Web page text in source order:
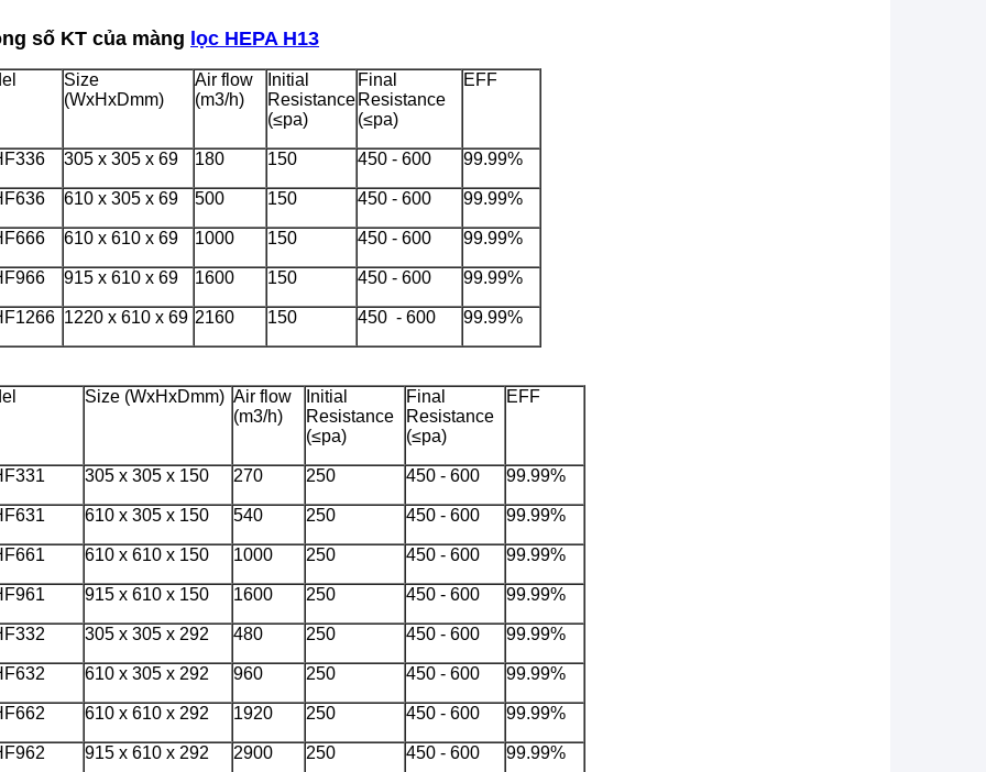
số KT của màng lọc HEPA H13
Size
(WxHxDmm)
Air flow
(m3/h)
Initial
Resistance
(≤pa)
Final
Resistance
(≤pa)
EFF
305 x 305 x 69 180 150 450 - 600 99.99%
610 x 305 x 69 500 150 450 - 600 99.99%
610 x 610 x 69 1000 150 450 - 600 99.99%
915 x 610 x 69 1600 150 450 - 600 99.99%
1220 x 610 x 69 2160 150 450 - 600 99.99%
Size (WxHxDmm) Air flow
(m3/h)
Initial
Resistance
(≤pa)
Final
Resistance
(≤pa)
EFF
305 x 305 x 150 270 250 450 - 600 99.99%
610 x 305 x 150 540 250 450 - 600 99.99%
610 x 610 x 150 1000 250 450 - 600 99.99%
915 x 610 x 150 1600 250 450 - 600 99.99%
305 x 305 x 292 480 250 450 - 600 99.99%
610 x 305 x 292 960 250 450 - 600 99.99%
610 x 610 x 292 1920 250 450 - 600 99.99%
915 x 610 x 292 2900 250 450 - 600 99.99%